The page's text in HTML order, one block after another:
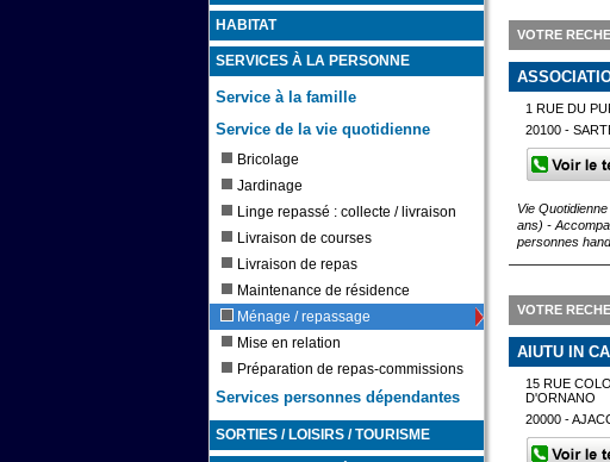
HABITAT
SERVICES À LA PERSONNE
Service à la famille
Service de la vie quotidienne
Bricolage
Jardinage
Linge repassé : collecte / livraison
Livraison de courses
Livraison de repas
Maintenance de résidence
Ménage / repassage
Mise en relation
Préparation de repas-commissions
Services personnes dépendantes
SORTIES / LOISIRS / TOURISME
VOTRE
1 RUE DU
20100 -
Vie
ans) -
personnes
VOTRE
AIUTU IN
15 RUE
D'ORNANO
20000 -